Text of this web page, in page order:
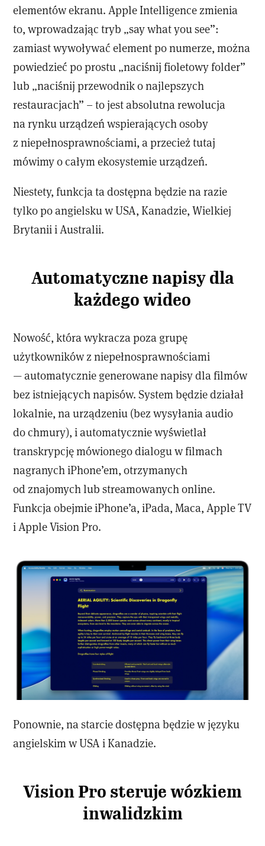
elementów ekranu. Apple Intelligence zmienia
to, wprowadzając tryb „say what you see”:
zamiast wywoływać element po numerze, można
powiedzieć po prostu „naciśnij fioletowy folder”
lub „naciśnij przewodnik o najlepszych
restauracjach” – to jest absolutna rewolucja
na rynku urządzeń wspierających osoby
z niepełnosprawnościami, a przecież tutaj
mówimy o całym ekosystemie urządzeń.
Niestety, funkcja ta dostępna będzie na razie
tylko po angielsku w USA, Kanadzie, Wielkiej
Brytanii i Australii.
Automatyczne napisy dla
każdego wideo
Nowość, która wykracza poza grupę
użytkowników z niepełnosprawnościami
— automatycznie generowane napisy dla filmów
bez istniejących napisów. System będzie działał
lokalnie, na urządzeniu (bez wysyłania audio
do chmury), i automatycznie wyświetlał
transkrypcję mówionego dialogu w filmach
nagranych iPhone’em, otrzymanych
od znajomych lub streamowanych online.
Funkcja obejmie iPhone’a, iPada, Maca, Apple TV
i Apple Vision Pro.
Ponownie, na starcie dostępna będzie w języku
angielskim w USA i Kanadzie.
Vision Pro steruje wózkiem
inwalidzkim